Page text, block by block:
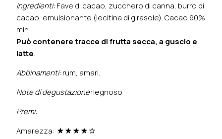
Ingredienti:Fave di cacao, zucchero di canna, burro di
cacao, emulsionante (lecitina di girasole). Cacao 90%
min.
Può contenere tracce di frutta secca, a guscio e
latte.
Abbinamenti:rum, amari.
Note di degustazione:legnoso
Premi:
Amarezza: ★★★★☆